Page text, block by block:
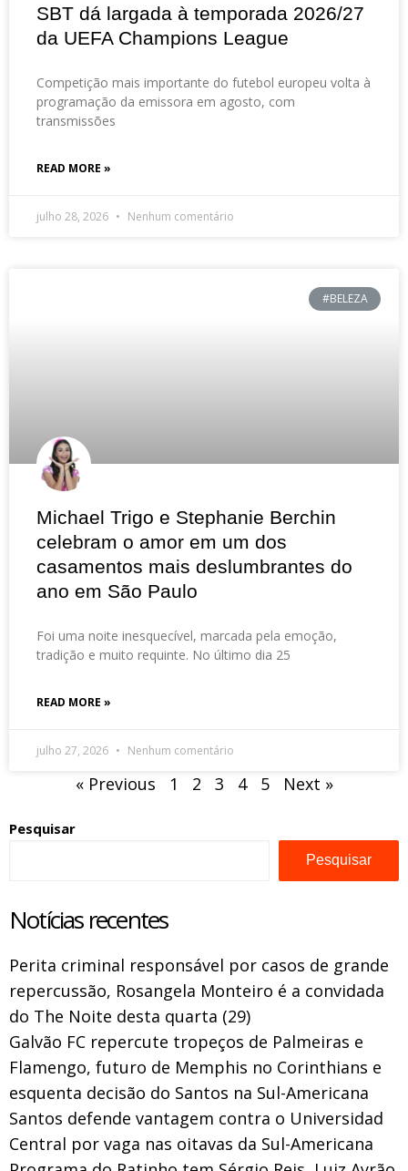
SBT dá largada à temporada 2026/27
da UEFA Champions League
Competição mais importante do futebol europeu volta à
programação da emissora em agosto, com
transmissões
READ MORE »
julho 28, 2026 Nenhum comentário
#BELEZA
Michael Trigo e Stephanie Berchin
celebram o amor em um dos
casamentos mais deslumbrantes do
ano em São Paulo
Foi uma noite inesquecível, marcada pela emoção,
tradição e muito requinte. No último dia 25
READ MORE »
julho 27, 2026 Nenhum comentário
« Previous 1 2 3 4 5 Next »
Pesquisar
Pesquisar
Notícias recentes
Perita criminal responsável por casos de grande
repercussão, Rosangela Monteiro é a convidada
do The Noite desta quarta (29)
Galvão FC repercute tropeços de Palmeiras e
Flamengo, futuro de Memphis no Corinthians e
esquenta decisão do Santos na Sul-Americana
Santos defende vantagem contra o Universidad
Central por vaga nas oitavas da Sul-Americana